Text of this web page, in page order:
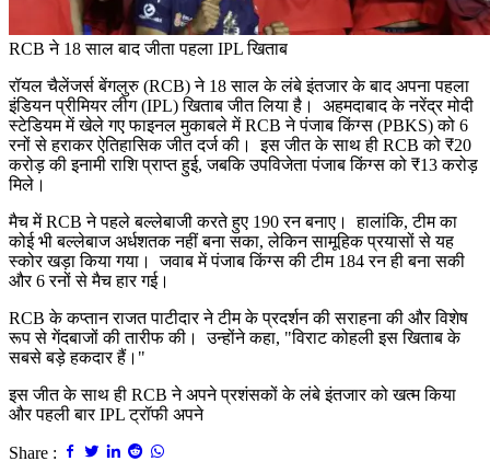
RCB ने 18 साल बाद जीता पहला IPL खिताब
रॉयल चैलेंजर्स बेंगलुरु (RCB) ने 18 साल के लंबे इंतजार के बाद अपना पहला
इंडियन प्रीमियर लीग (IPL) खिताब जीत लिया है। अहमदाबाद के नरेंद्र मोदी
स्टेडियम में खेले गए फाइनल मुकाबले में RCB ने पंजाब किंग्स (PBKS) को 6
रनों से हराकर ऐतिहासिक जीत दर्ज की। इस जीत के साथ ही RCB को ₹20
करोड़ की इनामी राशि प्राप्त हुई, जबकि उपविजेता पंजाब किंग्स को ₹13 करोड़
मिले।
मैच में RCB ने पहले बल्लेबाजी करते हुए 190 रन बनाए।
हालांकि, टीम का
कोई भी बल्लेबाज अर्धशतक नहीं बना सका, लेकिन सामूहिक प्रयासों से यह
स्कोर खड़ा किया गया।
जवाब में पंजाब किंग्स की टीम 184 रन ही बना सकी
और 6 रनों से मैच हार गई।
RCB के कप्तान राजत पाटीदार ने टीम के प्रदर्शन की सराहना की और विशेष
रूप से गेंदबाजों की तारीफ की।
उन्होंने कहा, "विराट कोहली इस खिताब के
सबसे बड़े हकदार हैं।"
इस जीत के साथ ही RCB ने अपने प्रशंसकों के लंबे इंतजार को खत्म किया
और पहली बार IPL ट्रॉफी अपने
Share :